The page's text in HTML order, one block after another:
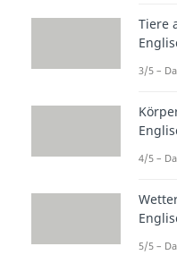
Der
Tiere
3/5 –
4/5 –
5/5 –